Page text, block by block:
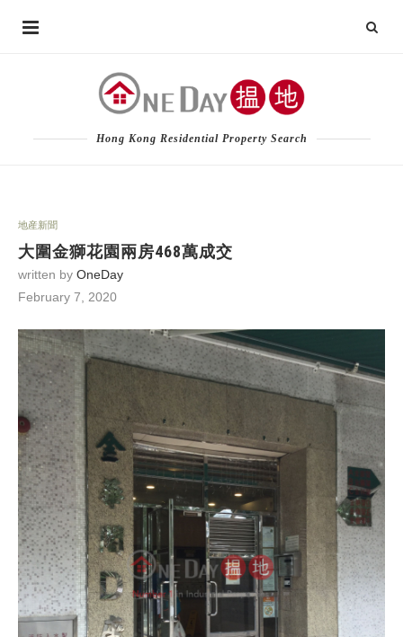
Hong Kong Residential Property Search
地産新聞
大圍金獅花園兩房468萬成交
written by OneDay
February 7, 2020